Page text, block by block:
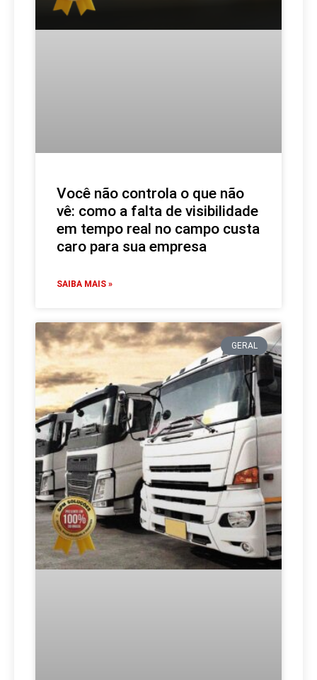
Você não controla o que não
vê: como a falta de visibilidade
em tempo real no campo custa
caro para sua empresa
SAIBA MAIS »
GERAL